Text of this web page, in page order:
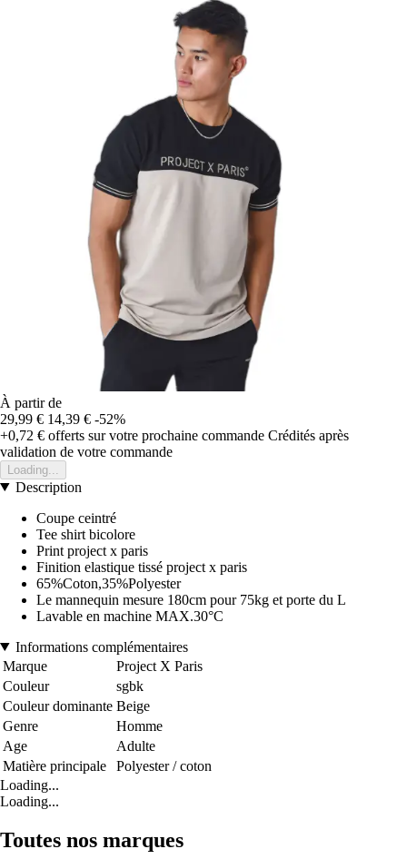
À partir de
29,99 € 14,39 € -52%
+0,72 € offerts sur votre prochaine commande Crédités après
validation de votre commande
Loading...
Description
Coupe ceintré
Tee shirt bicolore
Print project x paris
Finition elastique tissé project x paris
65%Coton,35%Polyester
Le mannequin mesure 180cm pour 75kg et porte du L
Lavable en machine MAX.30°C
Informations complémentaires
Marque
Project X Paris
Couleur
sgbk
Couleur dominante Beige
Genre
Homme
Age
Adulte
Matière principale
Polyester / coton
Loading...
Loading...
Toutes nos marques